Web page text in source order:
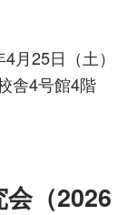
月25日（土）
舎4号館4階
（2026